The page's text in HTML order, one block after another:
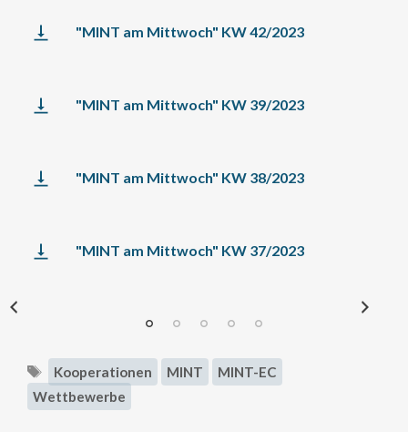
"MINT am Mittwoch" KW 42/2023
"MINT am Mittwoch" KW 39/2023
"MINT am Mittwoch" KW 38/2023
"MINT am Mittwoch" KW 37/2023
Schlagwörter
Kooperationen MINT
MINT-EC
Wettbewerbe